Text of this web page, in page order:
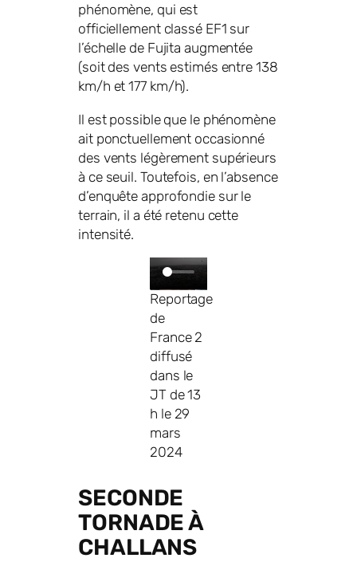
phénomène, qui est
officiellement classé EF1 sur
l’échelle de Fujita augmentée
(soit des vents estimés entre 138
km/h et 177 km/h).
Il est possible que le phénomène
ait ponctuellement occasionné
des vents légèrement supérieurs
à ce seuil. Toutefois, en l’absence
d’enquête approfondie sur le
terrain, il a été retenu cette
intensité.
Reportage
de
France 2
diffusé
dans le
JT de 13
h le 29
mars
2024
SECONDE
TORNADE À
CHALLANS